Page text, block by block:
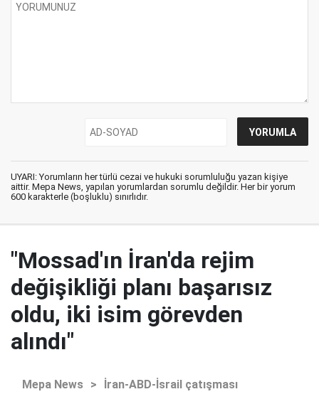
UYARI: Yorumların her türlü cezai ve hukuki sorumluluğu yazan kişiye
aittir. Mepa News, yapılan yorumlardan sorumlu değildir. Her bir yorum
600 karakterle (boşluklu) sınırlıdır.
"Mossad'ın İran'da rejim
değişikliği planı başarısız
oldu, iki isim görevden
alındı"
Mepa News > İran-ABD-İsrail çatışması